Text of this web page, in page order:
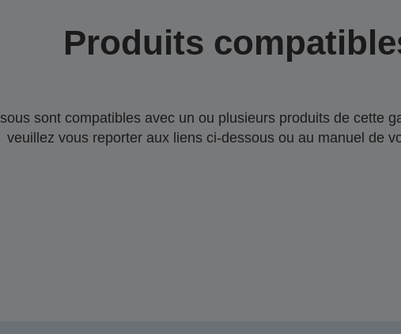
Produits
sont compatibles avec un ou plusieurs produits de cette
veuillez vous reporter aux liens ci-dessous ou au manuel de